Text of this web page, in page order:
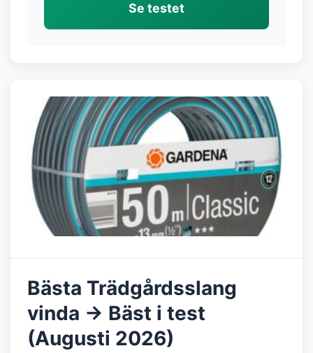
Se testet
Bästa Trädgårdsslang
vinda → Bäst i test
(Augusti 2026)